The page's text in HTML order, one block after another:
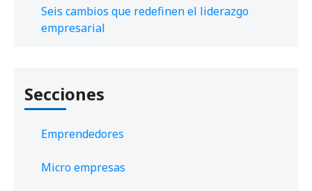
Seis cambios que redefinen el liderazgo
empresarial
Secciones
Emprendedores
Micro empresas